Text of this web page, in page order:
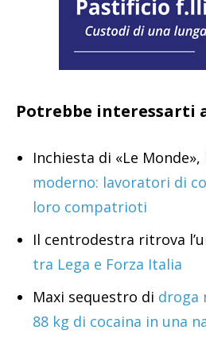
Potrebbe interessarti
Inchiesta di «Le Monde»,
moderno: lavoratori di
loro compatrioti
Il centrodestra ritrova
tra Lega e Forza Italia
Maxi sequestro di droga
88 kg di cocaina in una